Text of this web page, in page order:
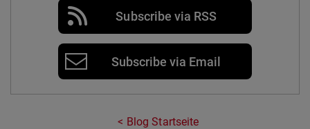
Subscribe via RSS
Subscribe via Email
Blog Startseite